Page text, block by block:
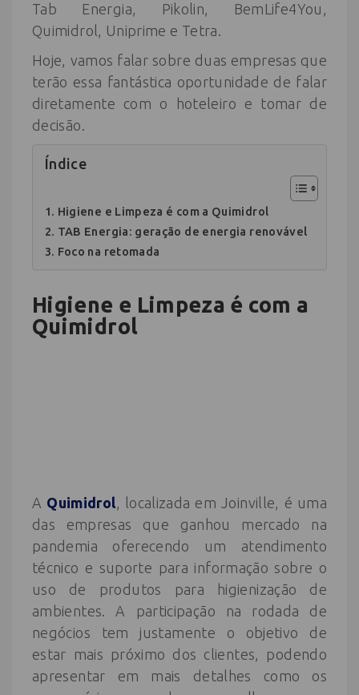
Tab Energia, Pikolin, BemLife4You,
Quimidrol, Uniprime e Tetra.
Hoje, vamos falar sobre duas empresas que
terão essa fantástica oportunidade de falar
diretamente com o hoteleiro e tomar de
decisão.
Índice
Higiene e Limpeza é com a Quimidrol
TAB Energia: geração de energia renovável
Foco na retomada
Higiene e Limpeza é com a
Quimidrol
A Quimidrol , localizada em Joinville, é uma
das empresas que ganhou mercado na
pandemia oferecendo um atendimento
técnico e suporte para informação sobre o
uso de produtos para higienização de
ambientes. A participação na rodada de
negócios tem justamente o objetivo de
estar mais próximo dos clientes, podendo
apresentar em mais detalhes como os